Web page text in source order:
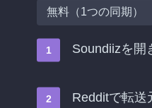
無料（1つの同期）
Soundiizを開
Redditで転送